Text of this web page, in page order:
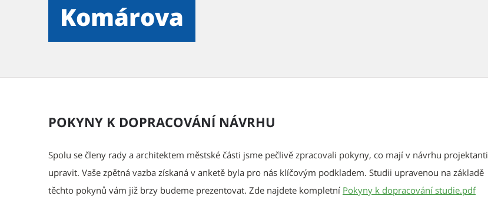
Komárova
POKYNY K DOPRACOVÁNÍ NÁVRHU
Spolu se členy rady a architektem městské části jsme pečlivě zpracovali pokyny, co mají v návrhu projektanti
upravit. Vaše zpětná vazba získaná v anketě byla pro nás klíčovým podkladem. Studii upravenou na základě
těchto pokynů vám již brzy budeme prezentovat. Zde najdete kompletní Pokyny k dopracování studie.pdf